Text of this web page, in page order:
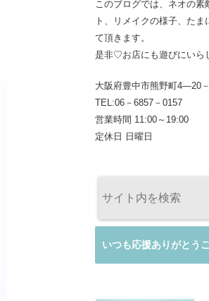
このブログでは、ネオの素
ト、リメイクの様子、た
て頂きます。
是非♡お店にも遊びにいら
大阪府豊中市熊野町4―20
TEL:06－6857－0157
営業時間 11:00～19:00
定休日 日曜日
いつも応援ありがとう